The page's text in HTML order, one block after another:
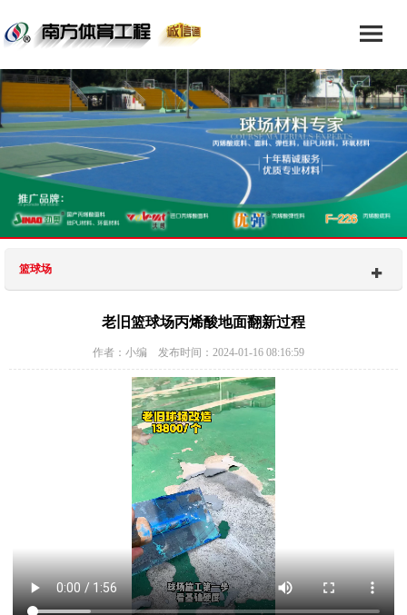
篮球场
老旧篮球场丙烯酸地面翻新过程
作者：小编 发布时间：2024-01-16 08:16:59